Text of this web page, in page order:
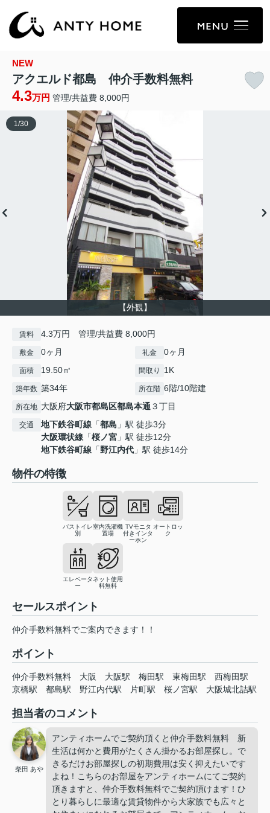
NEW
アクエルド都島 仲介手数料無料
4.3万円 管理/共益費 8,000円
【外観】
1 /30
賃料 4.3万円 管理/共益費 8,000円
敷金 0ヶ月 礼金 0ヶ月
面積 19.50㎡ 間取り 1K
築年数 築34年 所在階 6階/10階建
所在地 大阪府大阪市都島区都島本通 ３丁目
交通 地下鉄谷町線 「都島 」駅 徒歩3分
大阪環状線 「桜ノ宮 」駅 徒歩12分
地下鉄谷町線 「野江内代 」駅 徒歩14分
物件の特徴
バストイレ
別
室内洗濯機
置場
TVモニタ
付きインタ
ーホン
オートロッ
ク
エレベータ
ー
ネット使用
料無料
セールスポイント
仲介手数料無料でご案内できます！！
ポイント
仲介手数料無料 大阪 大阪駅 梅田駅 東梅田駅
西梅田駅
京橋駅
都島駅 野江内代駅 片町駅 桜ノ宮駅 大阪城北詰駅
担当者のコメント
柴田 あや
アンティホームでご契約頂くと仲介手数料無料 新
生活は何かと費用がたくさん掛かるお部屋探し。で
きるだけお部屋探しの初期費用は安く抑えたいです
よね！こちらのお部屋をアンティホームにてご契約
頂きますと、仲介手数料無料でご契約頂けます！ひ
とり暮らしに最適な賃貸物件から大家族でも広々と